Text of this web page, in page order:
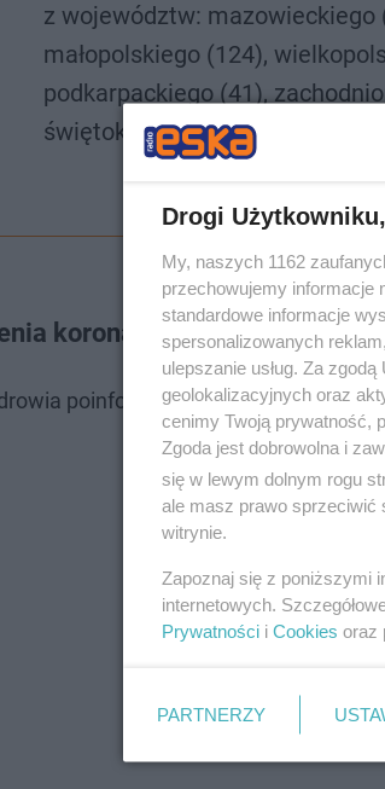
z województw: mazowieckiego
małopolskiego (124),
podkarpackiego (41),
świętokrzyskiego (32),—
koronawirusem. 17
poinformowało o 837 nowych i
Drogi Użytkowniku,
My, naszych 1162
przechowujemy informacje
standardowe informacje
spersonalizowanych
ulepszanie usług. Za
geolokalizacyjnych oraz
cenimy Twoją prywatność,
Zgoda jest dobrowolna i
się w lewym dolnym rogu
ale masz prawo sprzeciwić
witrynie.
Zapoznaj się z poniższymi
internetowych.
Prywatności i Cookies oraz
PARTNERZY